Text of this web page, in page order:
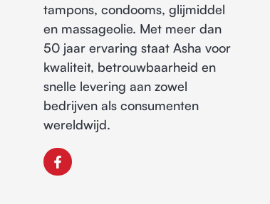
tampons, condooms, glijmiddel
en massageolie. Met meer dan
50 jaar ervaring staat Asha voor
kwaliteit, betrouwbaarheid en
snelle levering aan zowel
bedrijven als consumenten
wereldwijd.
F
a
c